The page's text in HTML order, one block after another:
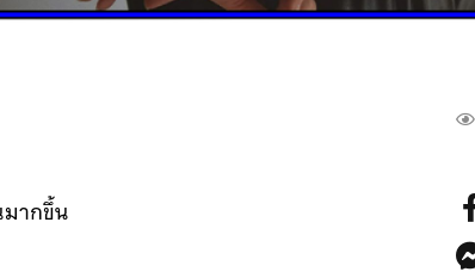
มากขึ้น